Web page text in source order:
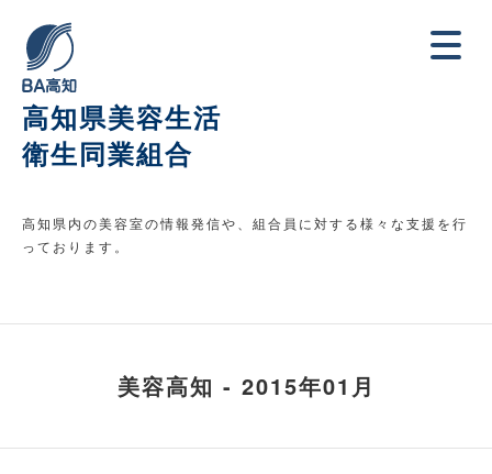
高知県美容生活
衛生同業組合
高知県内の美容室の情報発信や、組合員に対する様々な支援を行
っております。
美容高知 - 2015年01月